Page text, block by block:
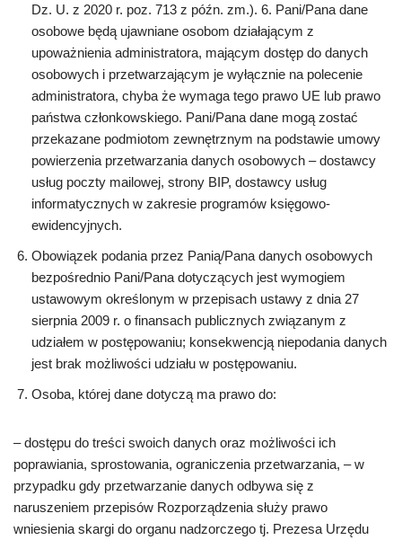
Dz. U. z 2020 r. poz. 713 z późn. zm.). 6. Pani/Pana dane
osobowe będą ujawniane osobom działającym z
upoważnienia administratora, mającym dostęp do danych
osobowych i przetwarzającym je wyłącznie na polecenie
administratora, chyba że wymaga tego prawo UE lub prawo
państwa członkowskiego. Pani/Pana dane mogą zostać
przekazane podmiotom zewnętrznym na podstawie umowy
powierzenia przetwarzania danych osobowych – dostawcy
usług poczty mailowej, strony BIP, dostawcy usług
informatycznych w zakresie programów księgowo-
ewidencyjnych.
Obowiązek podania przez Panią/Pana danych osobowych
bezpośrednio Pani/Pana dotyczących jest wymogiem
ustawowym określonym w przepisach ustawy z dnia 27
sierpnia 2009 r. o finansach publicznych związanym z
udziałem w postępowaniu; konsekwencją niepodania danych
jest brak możliwości udziału w postępowaniu.
Osoba, której dane dotyczą ma prawo do:
– dostępu do treści swoich danych oraz możliwości ich
poprawiania, sprostowania, ograniczenia przetwarzania, – w
przypadku gdy przetwarzanie danych odbywa się z
naruszeniem przepisów Rozporządzenia służy prawo
wniesienia skargi do organu nadzorczego tj. Prezesa Urzędu